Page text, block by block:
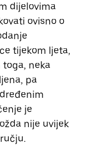
dijelovima
ovisno o
tijekom ljeta,
toga, neka
pa
je
nije uvijek